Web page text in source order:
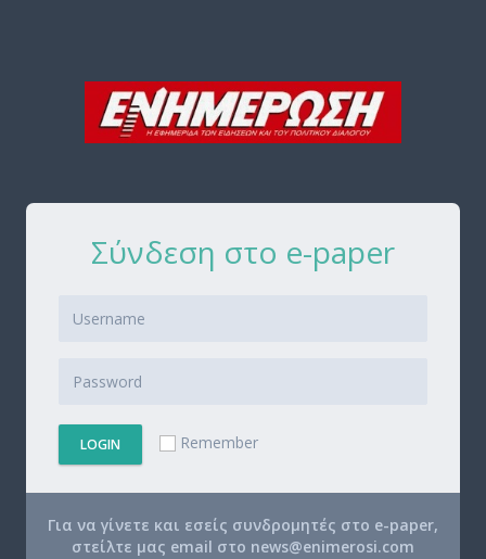
Σύνδεση στο e-paper
LOGIN Remember
Για να γίνετε και εσείς συνδρομητές στο e-paper,
στείλτε μας email στο news@enimerosi.com